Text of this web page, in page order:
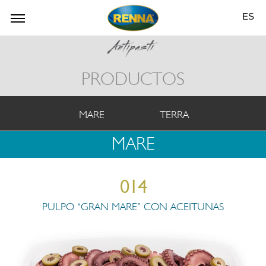
ES
PRODUCTOS
MARE TERRA
MARE
014
PULPO “GRAN MARE” CON ACEITUNAS